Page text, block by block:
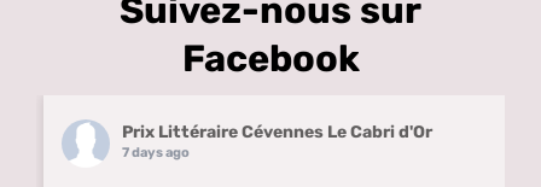
Suivez-nous sur
Facebook
Prix Littéraire Cévennes Le Cabri d'Or
7 days ago